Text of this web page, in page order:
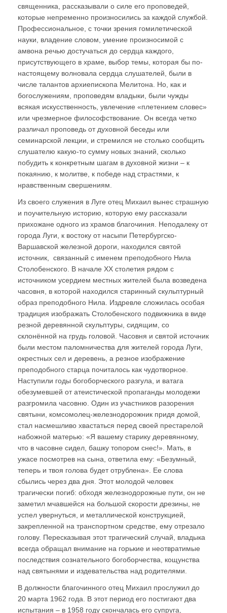
священника, рассказывали о силе его проповедей,
которые непременно произносились за каждой службой.
Профессиональное, с точки зрения гомилетической
науки, владение словом, умение произносимой с
амвона речью достучаться до сердца каждого,
присутствующего в храме, выбор темы, которая бы по-
настоящему волновала сердца слушателей, были в
числе талантов архиепископа Мелитона. Но, как и
богослужениям, проповедям владыки, были чужды
всякая искусственность, увлечение «плетением словес»
или чрезмерное философствование. Он всегда четко
различал проповедь от духовной беседы или
семинарской лекции, и стремился не столько сообщить
слушателю какую-то сумму новых знаний, сколько
побудить к конкретным шагам в духовной жизни – к
покаянию, к молитве, к победе над страстями, к
нравственным свершениям.
Из своего служения в Луге отец Михаил вынес страшную
и поучительную историю, которую ему рассказали
прихожане одного из храмов благочиния. Неподалеку от
города Луги, к востоку от насыпи Петербургско-
Варшавской железной дороги, находился святой
источник, связанный с именем преподобного Нила
Столобенского. В начале ХХ столетия рядом с
источником усердием местных жителей была возведена
часовня, в которой находился старинный скульптурный
образ преподобного Нила. Издревле сложилась особая
традиция изображать Столобенского подвижника в виде
резной деревянной скульптуры, сидящим, со
склонённой на грудь головой. Часовня и святой источник
были местом паломничества для жителей города Луги,
окрестных сел и деревень, а резное изображение
преподобного старца почиталось как чудотворное.
Наступили годы богоборческого разгула, и ватага
обезумевшей от атеистической пропаганды молодежи
разгромила часовню. Один из участников разорения
святыни, комсомолец-железнодорожник придя домой,
стал насмешливо хвастаться перед своей престарелой
набожной матерью: «Я вашему старику деревянному,
что в часовне сидел, башку топором снес!». Мать, в
ужасе посмотрев на сына, ответила ему: «Безумный,
теперь и твоя голова будет отрублена». Ее слова
сбылись через два дня. Этот молодой человек
трагически погиб: обходя железнодорожные пути, он не
заметил мчавшейся на большой скорости дрезины, не
успел увернуться, и металлической конструкцией,
закрепленной на транспортном средстве, ему отрезало
голову. Пересказывая этот трагический случай, владыка
всегда обращал внимание на горькие и неотвратимые
последствия сознательного богоборчества, кощунства
над святынями и издевательства над родителями.
В должности благочинного отец Михаил прослужил до
20 марта 1962 года. В этот период его постигают два
испытания – в 1958 году скончалась его супруга,